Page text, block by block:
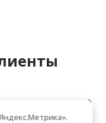
КАЧЕСТВО НАШЕЙ